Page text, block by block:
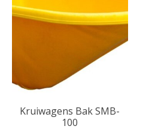
Kruiwagens Bak SMB-
100